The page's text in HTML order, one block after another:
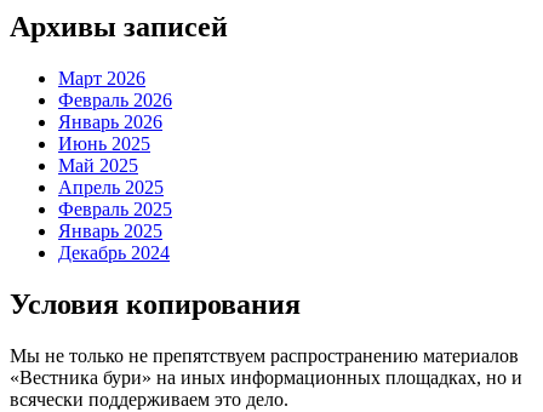
Архивы записей
Март 2026
Февраль 2026
Январь 2026
Июнь 2025
Май 2025
Апрель 2025
Февраль 2025
Январь 2025
Декабрь 2024
Условия копирования
Мы не только не препятствуем распространению материалов
«Вестника бури» на иных информационных площадках, но и
всячески поддерживаем это дело.